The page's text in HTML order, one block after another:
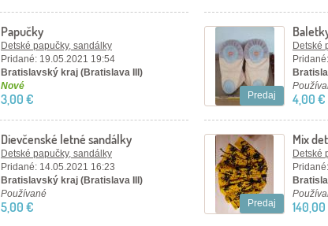
Papučky
Detské papučky, sandálky
Pridané: 19.05.2021 19:54
Bratislavský kraj (Bratislava III)
Nové
3,00 € Predaj
Detské
4,00 €
Dievčenské letné sandálky
Detské papučky, sandálky
Pridané: 14.05.2021 16:23
Bratislavský kraj (Bratislava III)
Používané
5,00 € Predaj
Mix
Detské